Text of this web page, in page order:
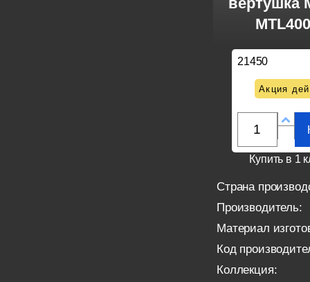
21450
Акция
Купить в 1
Страна
Производитель:
Материал
Код
Коллекция: